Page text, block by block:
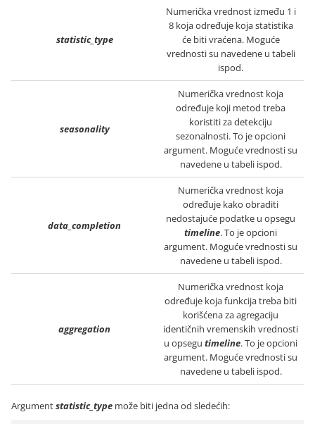
statistic_type
Numerička vrednost između 1 i
8 koja određuje koja statistika
će biti vraćena. Moguće
vrednosti su navedene u tabeli
ispod.
seasonality
Numerička vrednost koja
određuje koji metod treba
koristiti za detekciju
sezonalnosti. To je opcioni
argument. Moguće vrednosti su
navedene u tabeli ispod.
data_completion
Numerička vrednost koja
određuje kako obraditi
nedostajuće podatke u opsegu
timeline. To je opcioni
argument. Moguće vrednosti su
navedene u tabeli ispod.
aggregation
Numerička vrednost koja
određuje koja funkcija treba biti
korišćena za agregaciju
identičnih vremenskih vrednosti
u opsegu timeline. To je opcioni
argument. Moguće vrednosti su
navedene u tabeli ispod.
Argumentstatistic_type može biti jedna od sledećih: